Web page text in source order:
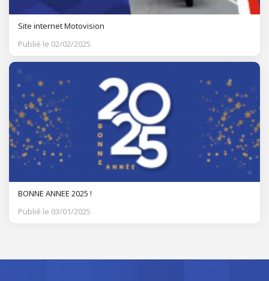
Site internet Motovision
Publié le 02/02/2025
BONNE ANNEE 2025 !
Publié le 03/01/2025